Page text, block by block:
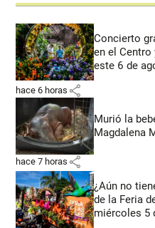
Concierto
en el
este 6 de
hace 6 horas share
Murió la
Magdalena
hace 7 horas share
¿Aún no
de la Feria
miércoles 5